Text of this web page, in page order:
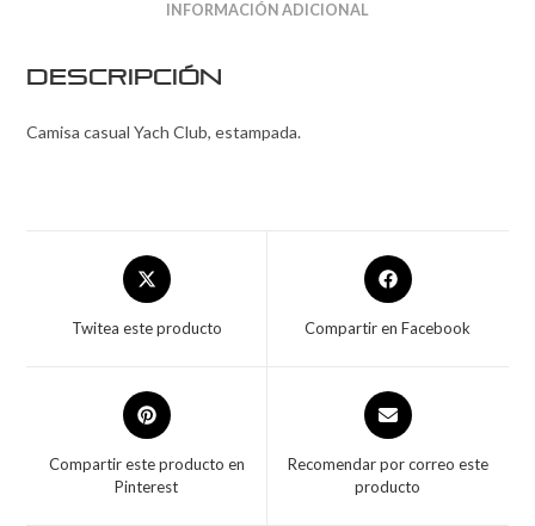
INFORMACIÓN ADICIONAL
Descripción
Camisa casual Yach Club, estampada.
Twitea este producto Compartir en Facebook
Compartir este producto en
Pinterest
Recomendar por correo este
producto